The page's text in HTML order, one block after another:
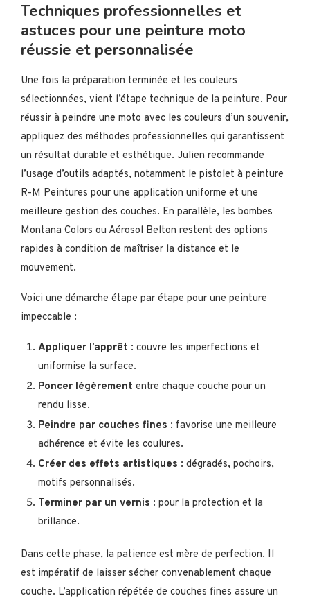
Techniques professionnelles et
astuces pour une peinture moto
réussie et personnalisée
Une fois la préparation terminée et les couleurs
sélectionnées, vient l’étape technique de la peinture. Pour
réussir à peindre une moto avec les couleurs d’un souvenir,
appliquez des méthodes professionnelles qui garantissent
un résultat durable et esthétique. Julien recommande
l’usage d’outils adaptés, notamment le pistolet à peinture
R-M Peintures pour une application uniforme et une
meilleure gestion des couches. En parallèle, les bombes
Montana Colors ou Aérosol Belton restent des options
rapides à condition de maîtriser la distance et le
mouvement.
Voici une démarche étape par étape pour une peinture
impeccable :
Appliquer l’apprêt : couvre les imperfections et
uniformise la surface.
Poncer légèrement entre chaque couche pour un
rendu lisse.
Peindre par couches fines : favorise une meilleure
adhérence et évite les coulures.
Créer des effets artistiques : dégradés, pochoirs,
motifs personnalisés.
Terminer par un vernis : pour la protection et la
brillance.
Dans cette phase, la patience est mère de perfection. Il
est impératif de laisser sécher convenablement chaque
couche. L’application répétée de couches fines assure un